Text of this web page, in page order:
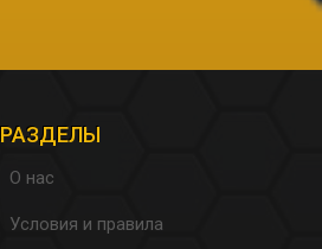
РАЗДЕЛЫ
О нас
Условия и правила